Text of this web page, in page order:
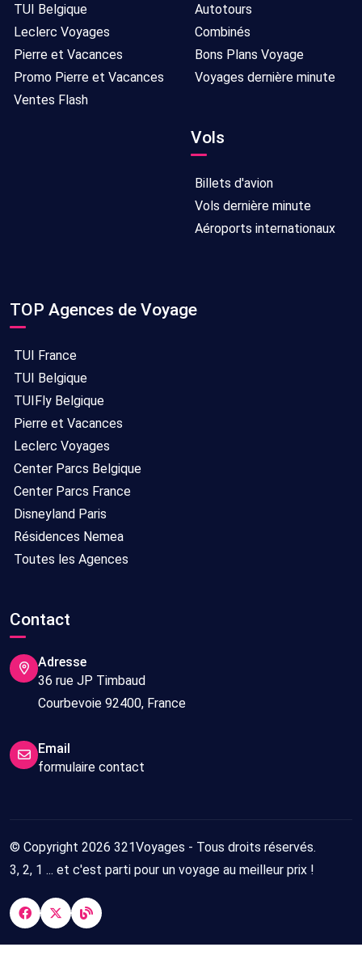
TUI Belgique
Leclerc Voyages
Pierre et Vacances
Promo Pierre et Vacances
Ventes Flash
Autotours
Combinés
Bons Plans Voyage
Voyages dernière minute
Vols
Billets d'avion
Vols dernière minute
Aéroports internationaux
TOP Agences de Voyage
TUI France
TUI Belgique
TUIFly Belgique
Pierre et Vacances
Leclerc Voyages
Center Parcs Belgique
Center Parcs France
Disneyland Paris
Résidences Nemea
Toutes les Agences
Contact
Adresse
36 rue JP Timbaud
Courbevoie 92400, France
Email
formulaire contact
© Copyright 2026 321Voyages - Tous droits réservés.
3, 2, 1 ... et c'est parti pour un voyage au meilleur prix !